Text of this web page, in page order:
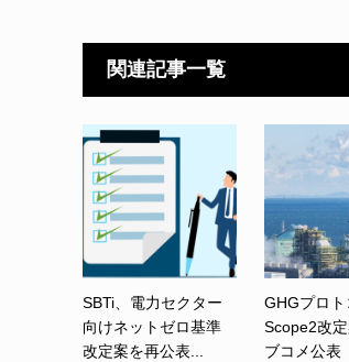
関連記事一覧
SBTi、電力セクター
向けネットゼロ基準
改定案を再公表...
GHGプロト
Scope2改
ブコメ公